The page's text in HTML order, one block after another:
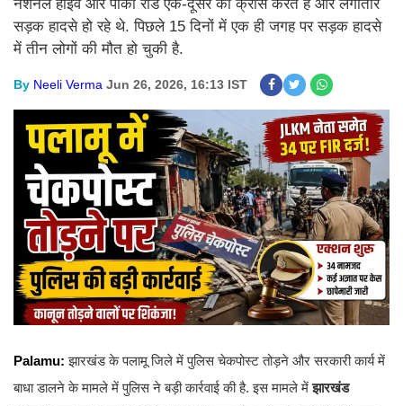
नेशनल हाईवे और पांकी रोड एक-दूसरे को क्रॉस करते हैं और लगातार
सड़क हादसे हो रहे थे. पिछले 15 दिनों में एक ही जगह पर सड़क हादसे
में तीन लोगों की मौत हो चुकी है.
By Neeli Verma Jun 26, 2026, 16:13 IST
Palamu: झारखंड के पलामू जिले में पुलिस चेकपोस्ट तोड़ने और सरकारी कार्य में
बाधा डालने के मामले में पुलिस ने बड़ी कार्रवाई की है. इस मामले मेंझारखंड